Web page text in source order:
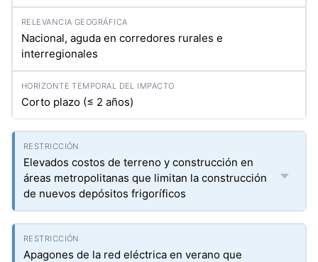
Nacional, aguda en corredores rurales e
interregionales
Corto plazo (≤ 2 años)
Elevados costos de terreno y construcción en
áreas metropolitanas que limitan la construcción
de nuevos depósitos frigoríficos
Apagones de la red eléctrica en verano que